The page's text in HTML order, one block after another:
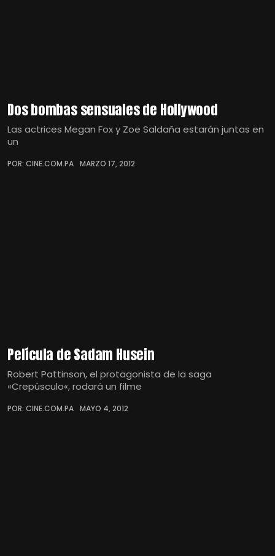
Dos bombas sensuales de Hollywood
Las actrices Megan Fox y Zoe Saldaña estarán juntas en
un
POR: CINE.COM.PA MARZO 17, 2012
Película de Sadam Husein
Robert Pattinson, el protagonista de la saga
«Crepúsculo«, rodará un filme
POR: CINE.COM.PA MAYO 4, 2012